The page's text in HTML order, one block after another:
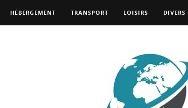
HÉBERGEMENT TRANSPORT LOISIRS DIVERS